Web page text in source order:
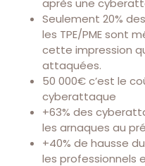
après une
Seulement 20%
les TPE/PME sont
cette impression
attaquées.
50 000€ c’est le
cyberattaque
+63% des
les arnaques au
+40% de hausse
les professionnels